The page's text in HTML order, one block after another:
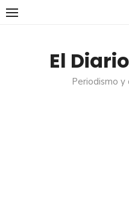
Saltar
El
Periodismo y